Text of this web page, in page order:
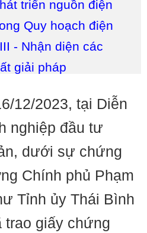
triển nguồn điện
Quy hoạch điện
- Nhận diện các
giải pháp
12/2023, tại Diễn
nghiệp đầu tư
dưới sự chứng
Chính phủ Phạm
Tỉnh ủy Thái Bình
trao giấy chứng